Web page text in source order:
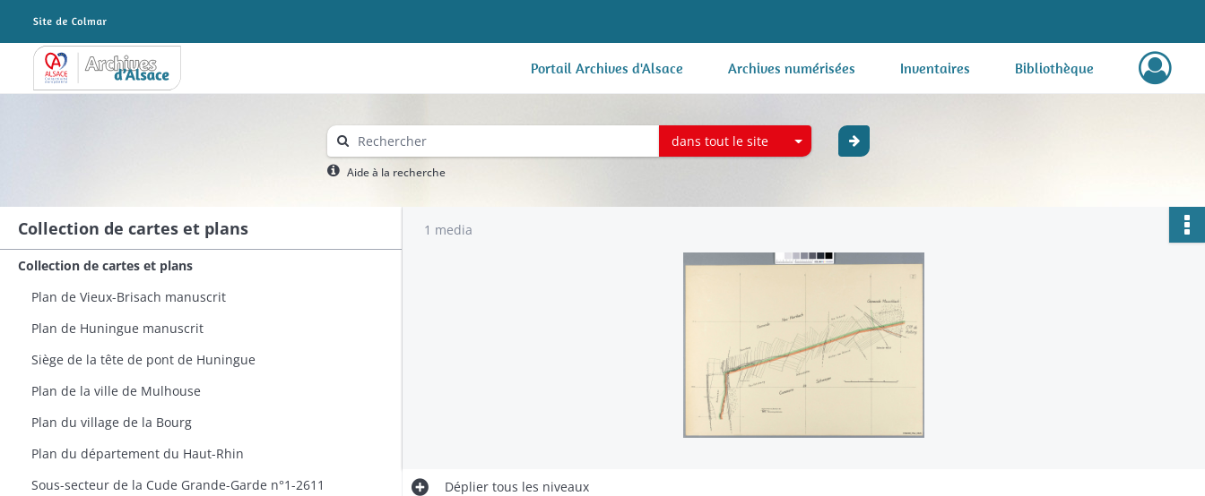
Archives Alsace - Colmar Portail Archives d'Alsace Archives numérisées Inventaires Bibliothèque
dans tout le site
Aide à la recherche
Collection de cartes et plans
Collection de cartes et plans
Plan de Vieux-Brisach manuscrit
Plan de Huningue manuscrit​
Siège de la tête de pont de Huningue
Plan de la ville de Mulhouse
Plan du village de la Bourg
Plan du département du Haut-Rhin
Sous-secteur de la Cude Grande-Garde n°1-2611​
1 media
Dépliertous les niveaux